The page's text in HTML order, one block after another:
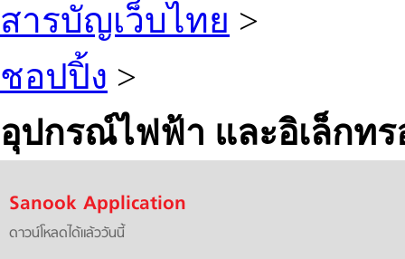
สารบัญเว็บไทย >
ชอปปิ้ง >
อุปกรณ์ไฟฟ้า และอิเล็กท
Sanook Application
ดาวน์โหลดได้แล้ววันนี้